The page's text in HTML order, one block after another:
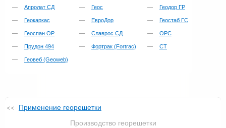
Апролат СД
Геокаркас
Геоспан ОР
Прудон 494
Геовеб (Geoweb)
Геос
ЕвроДор
Славрос СД
Фортрак (Fortrac)
Геодор ГР
Геостаб ГС
ОРС
СТ
Применение георешетки
Производство георешетки